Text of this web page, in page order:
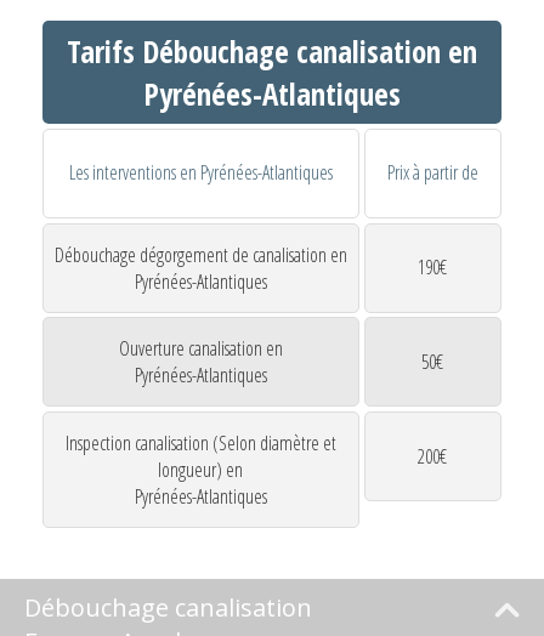
Tarifs Débouchage canalisation en
Pyrénées-Atlantiques
Les interventions en Pyrénées-Atlantiques Prix à partir de
Débouchage dégorgement de canalisation en
Pyrénées-Atlantiques
190€
Ouverture canalisation en
Pyrénées-Atlantiques
50€
Inspection canalisation (Selon diamètre et
longueur) en
Pyrénées-Atlantiques
200€
Débouchage canalisation